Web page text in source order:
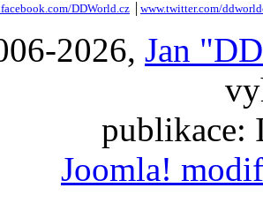
DDWorld.cz www.twitter.com/
2026, Jan
publikace:
Joomla!